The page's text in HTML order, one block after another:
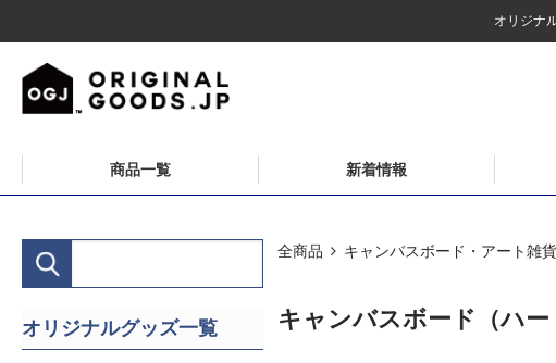
オリジナ
商品一覧 新着情報
全商品 キャンバスボード・アート雑貨
キャンバスボード（ハー
オリジナルグッズ一覧